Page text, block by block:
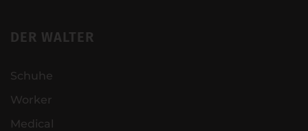
DER WALTER
Schuhe
Worker
Medical